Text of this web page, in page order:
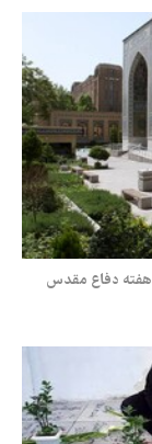
هفته دفاع مقدس